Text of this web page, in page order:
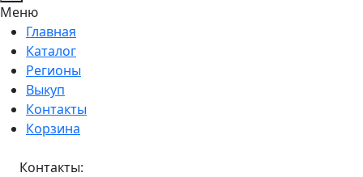
Меню
Главная
Каталог
Регионы
Выкуп
Контакты
Корзина
Контакты: